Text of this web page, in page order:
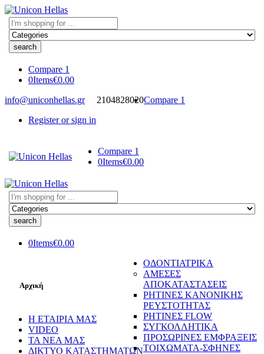
Search
here
Compare 1
0Items€0.00
info@uniconhellas.gr
2104828020Compare 1
Register or sign in
Compare 1
0Items€0.00
Search
here
0Items€0.00
Αρχική
Η ΕΤΑΙΡΙΑ ΜΑΣ
VIDEO
ΤΑ ΝΕΑ ΜΑΣ
ΔΙΚΤΥΟ ΚΑΤΑΣΤΗΜΑΤΩΝ
ΟΔΟΝΤΙΑΤΡΙΚΑ
ΑΜΕΣΕΣ
ΑΠΟΚΑΤΑΣΤΑΣΕΙΣ
ΡΗΤΙΝΕΣ ΚΑΝΟΝΙΚΗΣ
ΡΕΥΣΤΟΤΗΤΑΣ
ΡΗΤΙΝΕΣ FLOW
ΣΥΓΚΟΛΛΗΤΙΚΑ
ΠΡΟΣΩΡΙΝΕΣ ΕΜΦΡΑΞΕΙΣ
ΤΟΙΧΩΜΑΤΑ-ΣΦΗΝΕΣ